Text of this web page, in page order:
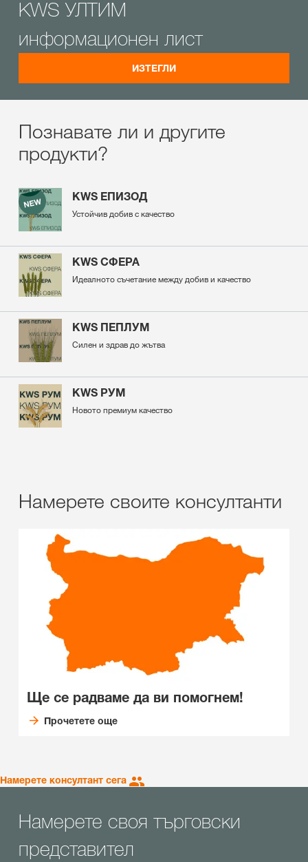
KWS УЛТИМ
информационен лист
ИЗТЕГЛИ
Познавате ли и другите
продукти?
KWS ЕПИЗОД
Устойчив добив с качество
KWS СФЕРА
Идеалното съчетание между добив и качество
KWS ПЕПЛУМ
Силен и здрав до жътва
KWS РУМ
Новото премиум качество
Намерете своите консултанти
Ще се радваме да ви помогнем!
Прочетете още
Намерете консултант сега
Намерете своя търговски
представител